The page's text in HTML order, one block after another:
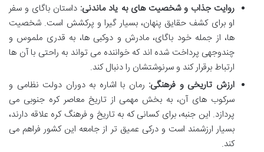
روایت جذاب و شخصیت های به یاد ماندنی: داستان باگای و سفر
او برای کشف حقایق پنهان، بسیار گیرا و پرکشش است. شخصیت
ها، از جمله خود باگای، مادرش و دوکبی ها، به قدری ملموس و
چندوجهی پرداخت شده اند که خواننده می تواند به راحتی با آن ها
ارتباط برقرار کند و سرنوشتشان را دنبال کند.
ارزش تاریخی و فرهنگی: رمان با اشاره به دوران دولت نظامی و
سرکوب های آن، به بخش مهمی از تاریخ معاصر کره جنوبی می
پردازد. این جنبه، برای کسانی که به تاریخ و فرهنگ کره علاقه دارند،
بسیار ارزشمند است و درکی عمیق تر از جامعه این کشور فراهم می
کند.